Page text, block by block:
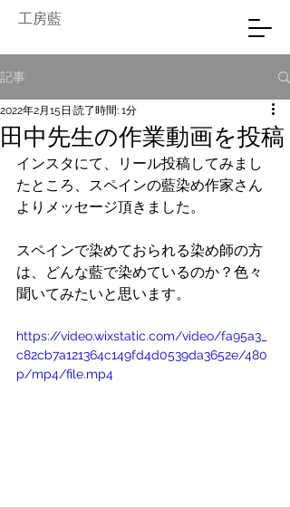
工房藍
記事
田中先生の作業動画を投稿
2022年2月15日 読了時間: 1分
インスタにて、リール投稿してみまし
たところ、スペインの藍染め作家さん
よりメッセージ頂きました。
スペインで染めておられる染め師の方
は、どんな藍で染めているのか？色々
聞いてみたいと思います。
https://video.wixstatic.com/video/fa95a3_
c82cb7a121364c149fd4d0539da3652e/480
p/mp4/file.mp4